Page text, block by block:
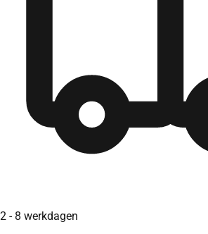
2 - 8 werkdagen